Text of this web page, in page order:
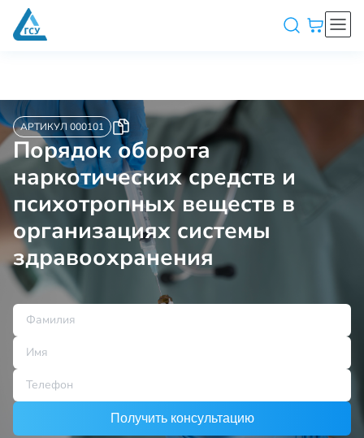
АРТИКУЛ 000101
Порядок оборота
наркотических средств и
психотропных веществ в
организациях системы
здравоохранения
Получить консультацию